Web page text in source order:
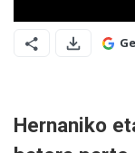
Hernaniko